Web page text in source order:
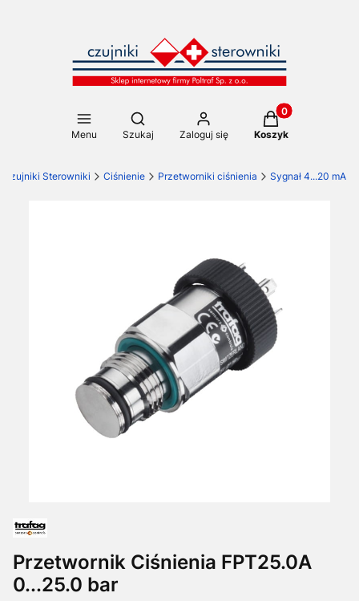
Menu
Otwórz wyszukiwarkę
Szukaj Zaloguj się
Produkty w
Koszyk
Czujniki Sterowniki Ciśnienie Przetworniki ciśnienia Sygnał 4...20 mA
Przetwornik Ciśnienia FPT25.0A
0...25.0 bar